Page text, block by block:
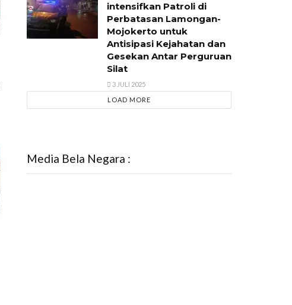
intensifkan Patroli di
Perbatasan Lamongan-
Mojokerto untuk
Antisipasi Kejahatan dan
Gesekan Antar Perguruan
Silat
3 JULI 2025
LOAD MORE
Media Bela Negara :